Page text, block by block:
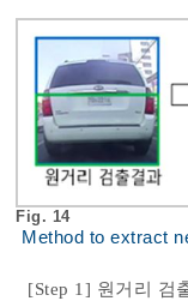
Fig. 14
Method to extract
[Step 1] 원거리 검